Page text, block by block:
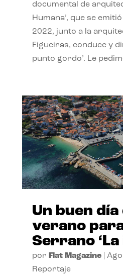
documental de
Humana’, que se
2022, junto a la
Figueiras, conduce y
punto gordo’. Le
Un buen día
verano
Serrano ‘La
por Flat Magazine|
Reportaje